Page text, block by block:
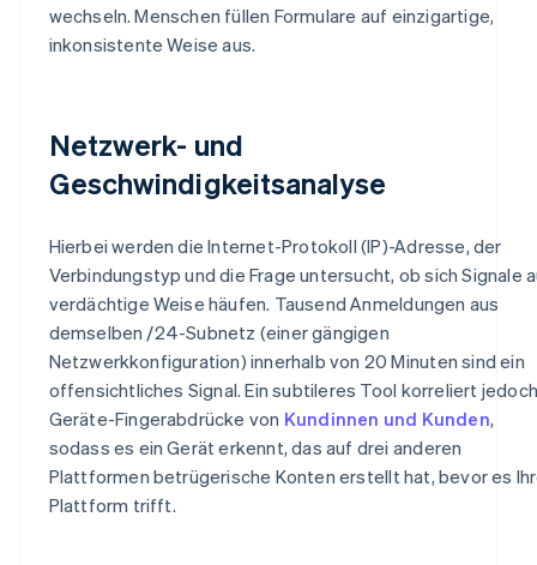
wechseln. Menschen füllen Formulare auf einzigartige,
inkonsistente Weise aus.
Netzwerk- und
Geschwindigkeitsanalyse
Hierbei werden die Internet-Protokoll (IP)-Adresse, der
Verbindungstyp und die Frage untersucht, ob sich Signale
verdächtige Weise häufen. Tausend Anmeldungen aus
demselben /24-Subnetz (einer gängigen
Netzwerkkonfiguration) innerhalb von 20 Minuten sind ein
offensichtliches Signal. Ein subtileres Tool korreliert jedoch
Geräte-Fingerabdrücke von Kundinnen und Kunden,
sodass es ein Gerät erkennt, das auf drei anderen
Plattformen betrügerische Konten erstellt hat, bevor es
Plattform trifft.